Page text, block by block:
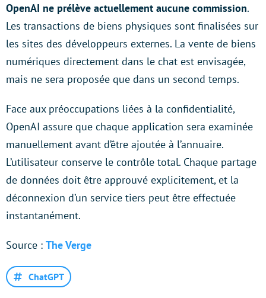
OpenAI ne prélève actuellement aucune commission.
Les transactions de biens physiques sont finalisées sur
les sites des développeurs externes. La vente de biens
numériques directement dans le chat est envisagée,
mais ne sera proposée que dans un second temps.
Face aux préoccupations liées à la confidentialité,
OpenAI assure que chaque application sera examinée
manuellement avant d’être ajoutée à l’annuaire.
L’utilisateur conserve le contrôle total. Chaque partage
de données doit être approuvé explicitement, et la
déconnexion d’un service tiers peut être effectuée
instantanément.
Source : The Verge
ChatGPT